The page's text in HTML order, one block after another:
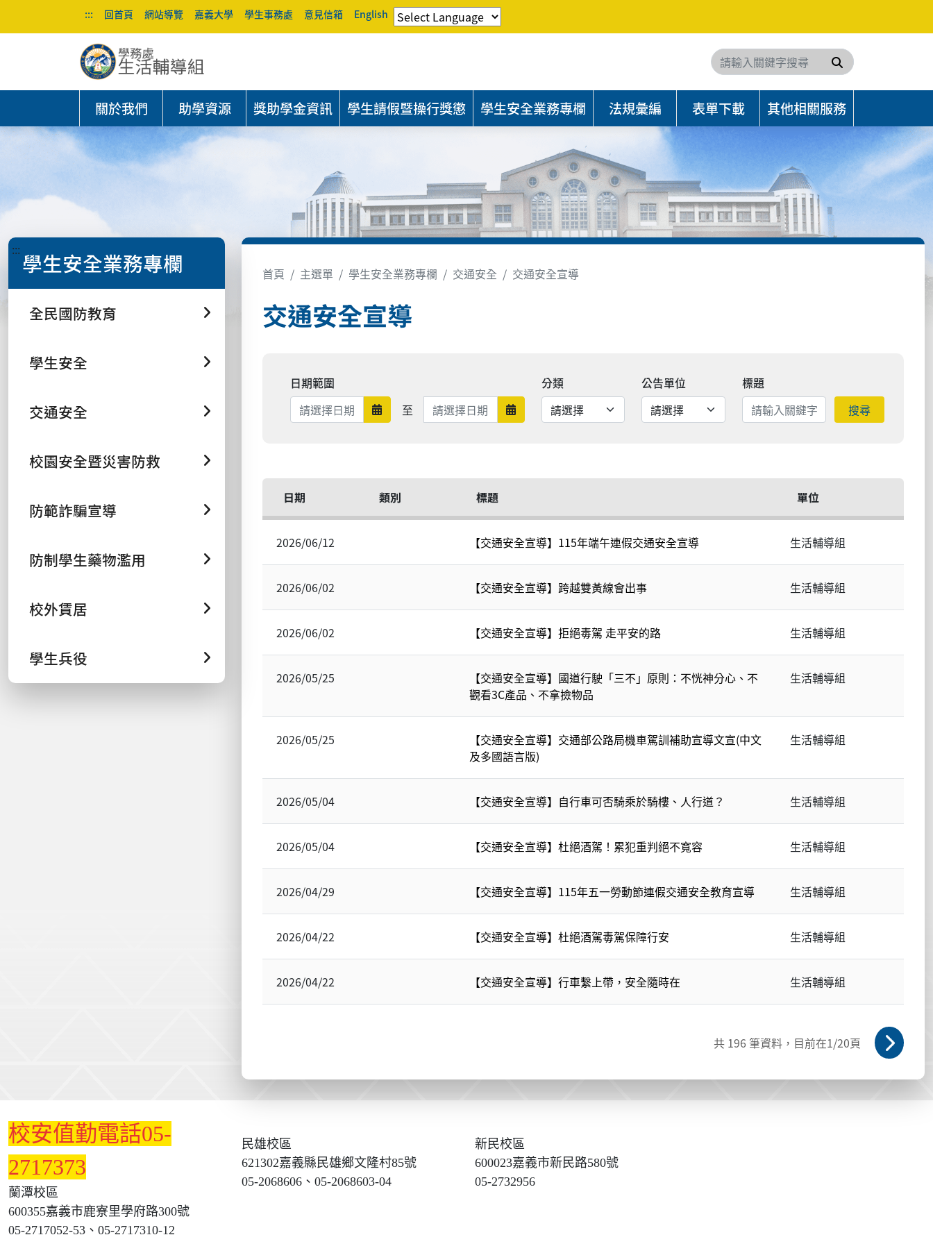
::: 回首頁 網站導覽 嘉義大學 學生事務處 意見信箱 English
搜尋
關於我們 助學資源 獎助學金資訊 學生請假暨操行獎懲 學生安全業務專欄 法規彙編 表單下載 其他相關服務
::: 學生安全業務專欄
全民國防教育
學生安全
交通安全
校園安全暨災害防救
防範詐騙宣導
防制學生藥物濫用
校外賃居
學生兵役
首頁 主選單 學生安全業務專欄 交通安全 交通安全宣導
交通安全宣導
日期範圍
日期範圍開始
至 日期範圍結束 日期範圍結束
分類 公告單位
標題
搜尋
日期 類別 標題 單位
2026/06/12 【交通安全宣導】115年端午連假交通安全宣導 生活輔導組
2026/06/02 【交通安全宣導】跨越雙黃線會出事 生活輔導組
2026/06/02 【交通安全宣導】拒絕毒駕 走平安的路 生活輔導組
2026/05/25
【交通安全宣導】國道行駛「三不」原則：不恍神分心、不
觀看3C產品、不拿撿物品
生活輔導組
2026/05/25
【交通安全宣導】交通部公路局機車駕訓補助宣導文宣(中文
及多國語言版)
生活輔導組
2026/05/04 【交通安全宣導】自行車可否騎乘於騎樓、人行道？ 生活輔導組
2026/05/04 【交通安全宣導】杜絕酒駕！累犯重判絕不寬容 生活輔導組
2026/04/29 【交通安全宣導】115年五一勞動節連假交通安全教育宣導 生活輔導組
2026/04/22 【交通安全宣導】杜絕酒駕毒駕保障行安 生活輔導組
2026/04/22 【交通安全宣導】行車繫上帶，安全隨時在 生活輔導組
共 196 筆資料，目前在1/20頁
校安值勤電話05-
2717373
蘭潭校區
600355嘉義市鹿寮里學府路300號
05-2717052-53、05-2717310-12
民雄校區
621302嘉義縣民雄鄉文隆村85號
05-2068606、05-2068603-04
新民校區
600023嘉義市新民路580號
05-2732956